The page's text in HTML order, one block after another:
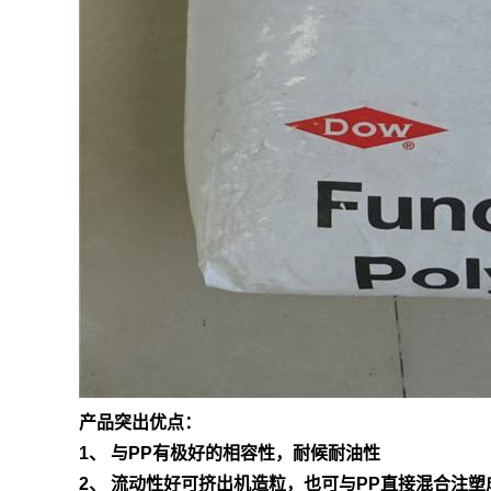
产品突出优点：
1、 与PP有极好的相容性，耐候耐油性
2、 流动性好可挤出机造粒，也可与PP直接混合注塑